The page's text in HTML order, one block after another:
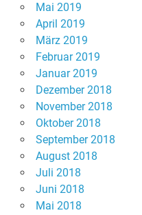
Mai 2019
April 2019
März 2019
Februar 2019
Januar 2019
Dezember 2018
November 2018
Oktober 2018
September 2018
August 2018
Juli 2018
Juni 2018
Mai 2018